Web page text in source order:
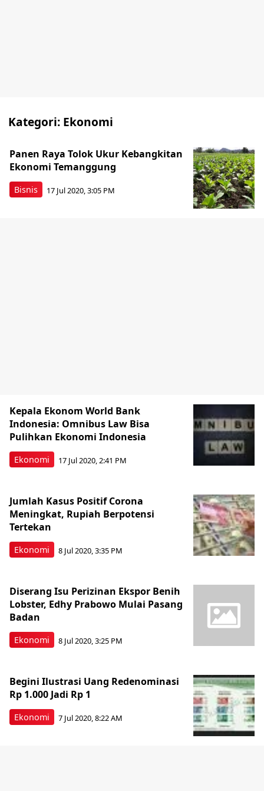
Kategori: Ekonomi
Bisnis
Panen Raya Tolok Ukur Kebangkitan
Ekonomi Temanggung
17 Jul 2020, 3:05 PM
Ekonomi
Kepala Ekonom World Bank
Indonesia: Omnibus Law Bisa
Pulihkan Ekonomi Indonesia
17 Jul 2020, 2:41 PM
Ekonomi
Jumlah Kasus Positif Corona
Meningkat, Rupiah Berpotensi
Tertekan
8 Jul 2020, 3:35 PM
Ekonomi
Diserang Isu Perizinan Ekspor Benih
Lobster, Edhy Prabowo Mulai Pasang
Badan
8 Jul 2020, 3:25 PM
Ekonomi
Begini Ilustrasi Uang Redenominasi
Rp 1.000 Jadi Rp 1
7 Jul 2020, 8:22 AM